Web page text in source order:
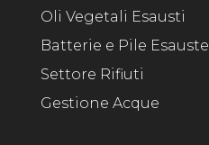
Oli Vegetali Esausti
Batterie e Pile Esauste
Settore Rifiuti
Gestione Acque